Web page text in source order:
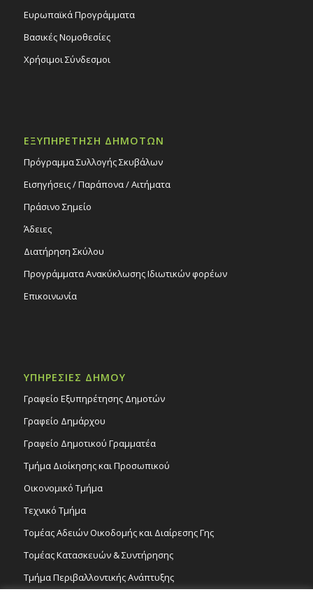
Ευρωπαϊκά Προγράμματα
Βασικές Νομοθεσίες
Χρήσιμοι Σύνδεσμοι
ΕΞΥΠΗΡΕΤΗΣΗ ΔΗΜΟΤΩΝ
Πρόγραμμα Συλλογής Σκυβάλων
Εισηγήσεις / Παράπονα / Αιτήματα
Πράσινο Σημείο
Άδειες
Διατήρηση Σκύλου
Προγράμματα Ανακύκλωσης Ιδιωτικών φορέων
Επικοινωνία
ΥΠΗΡΕΣΙΕΣ ΔΗΜΟΥ
Γραφείο Εξυπηρέτησης Δημοτών
Γραφείο Δημάρχου
Γραφείο Δημοτικού Γραμματέα
Τμήμα Διοίκησης και Προσωπικού
Οικονομικό Τμήμα
Τεχνικό Τμήμα
Τομέας Αδειών Οικοδομής και Διαίρεσης Γης
Τομέας Κατασκευών & Συντήρησης
Τμήμα Περιβαλλοντικής Ανάπτυξης